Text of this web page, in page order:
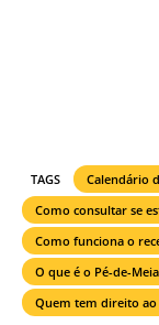
TAGS
Calendário
Como consultar se
Como funciona o
O que é o Pé-de-
Quem tem direito ao